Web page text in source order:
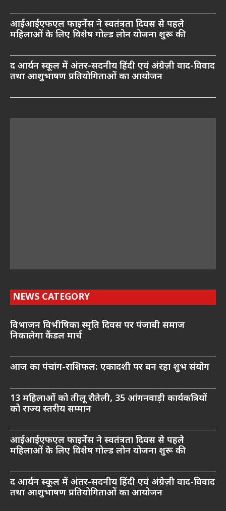
आईआईएफएल फाइनेंस ने स्वतंत्रता दिवस से पहले
महिलाओं के लिए विशेष गोल्ड लोन योजना शुरू की
द आर्यन स्कूल में अंतर-सदनीय हिंदी एवं अंग्रेज़ी वाद-विवाद
तथा आशुभाषण प्रतियोगिताओं का आयोजन
NEWS CATEGORY
विभाजन विभीषिका स्मृति दिवस पर पंजाबी समाज
निकालेगा कैंडल मार्च
आज का पंचांग-राशिफल: एकादशी पर बन रहा शुभ संयोग
13 महिलाओं को तीलू रौतेली, 35 आंगनवाड़ी कार्यकत्रियों
को राज्य स्तरीय सम्मान
आईआईएफएल फाइनेंस ने स्वतंत्रता दिवस से पहले
महिलाओं के लिए विशेष गोल्ड लोन योजना शुरू की
द आर्यन स्कूल में अंतर-सदनीय हिंदी एवं अंग्रेज़ी वाद-विवाद
तथा आशुभाषण प्रतियोगिताओं का आयोजन